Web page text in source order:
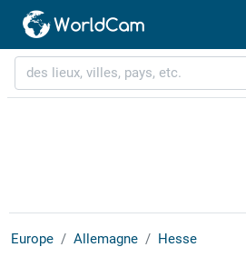
Europe Allemagne Hesse